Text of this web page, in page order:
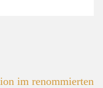
im renommierten